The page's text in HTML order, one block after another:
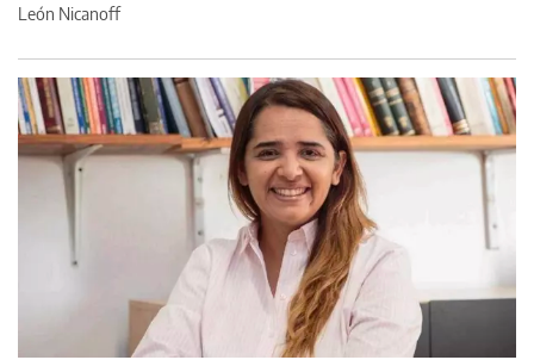
León Nicanoff